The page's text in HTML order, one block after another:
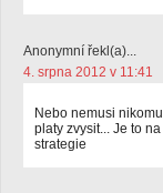
Anonymní řekl(a)...
4. srpna 2012 v 11:41
Nebo nemusi
platy zvysit... Je to
strategie